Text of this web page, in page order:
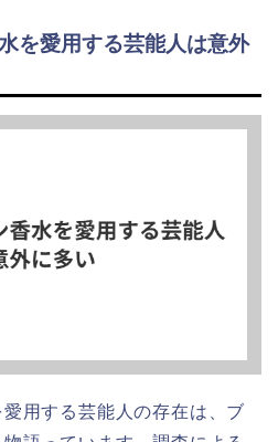
を愛用する芸能人は意外
用する芸能人の存在は、ブ